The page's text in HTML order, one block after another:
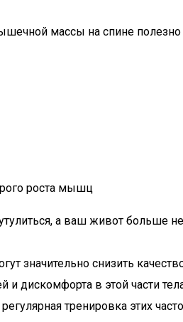
массы на спине
роста мышц
а ваш живот больше
значительно снизить
и дискомфорта в этой части
тренировка этих